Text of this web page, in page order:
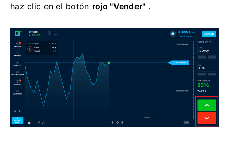
haz clic en el botón rojo "Vender" .